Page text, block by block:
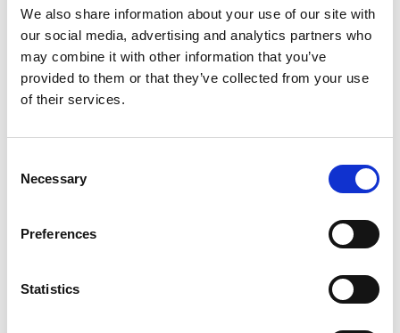
We also share information about your use of our site with
our social media, advertising and analytics partners who
may combine it with other information that you’ve
provided to them or that they’ve collected from your use
of their services.
Selection
Necessary
Preferences
Statistics
přihlášeným automaticky zaslán e-mailem po registraci.
Akce se koná zdarma pro členy Camic. Nejste členem?
Kontaktujte nás!
Pro informace a přihlášení s upřesněním formy účasti se